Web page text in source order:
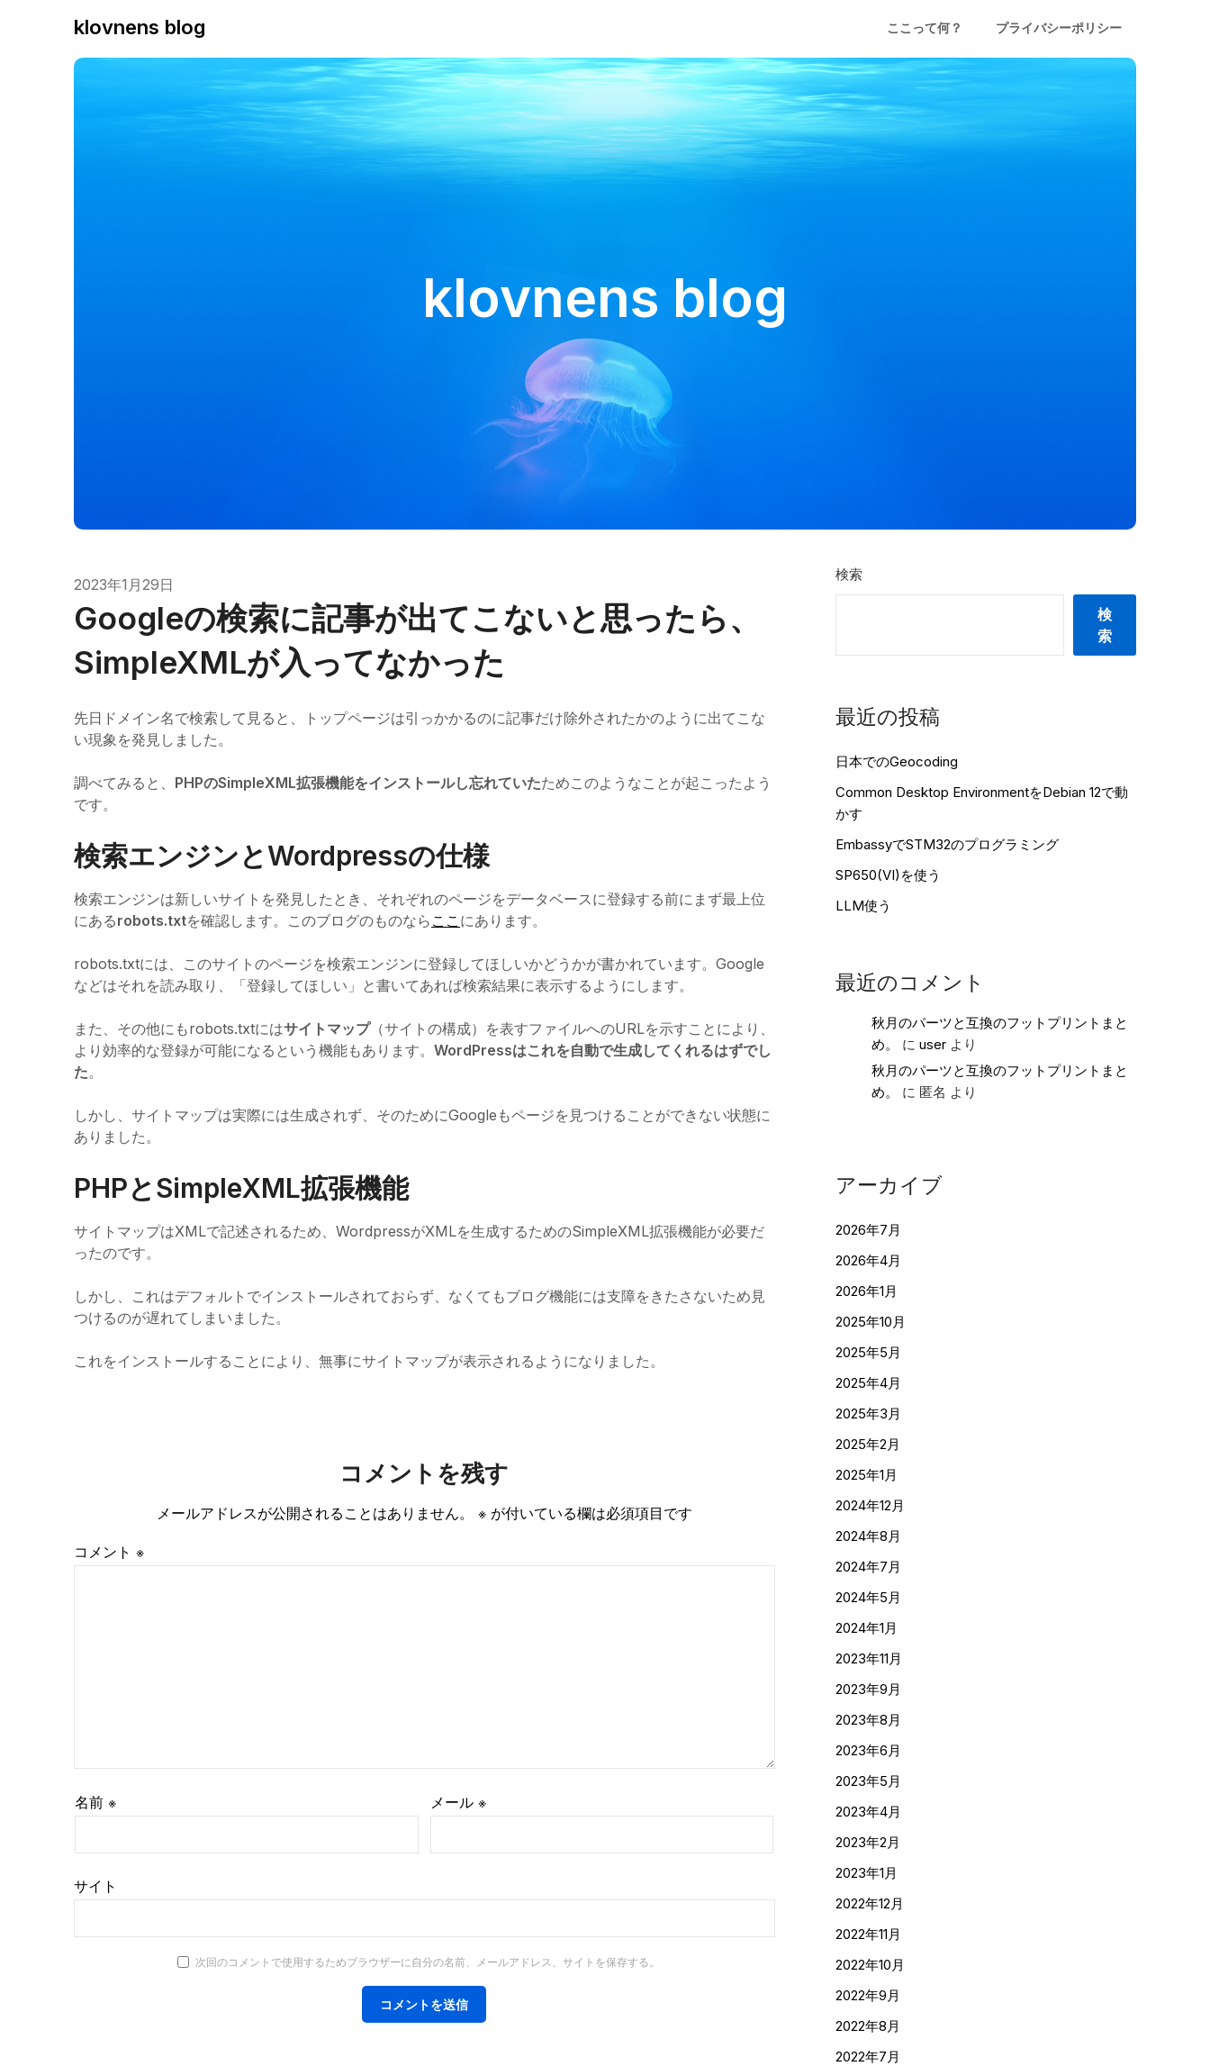
klovnens blog ここって何？ プライバシーポリシー
klovnens blog
2023年1月29日
Googleの検索に記事が出てこないと思ったら、
SimpleXMLが入ってなかった
先日ドメイン名で検索して見ると、トップページは引っかかるのに記事だけ除外されたかのように出てこな
い現象を発見しました。
調べてみると、 PHPのSimpleXML拡張機能をインストールし忘れていたためこのようなことが起こったよう
です。
検索エンジンとWordpressの仕様
検索エンジンは新しいサイトを発見したとき、それぞれのページをデータベースに登録する前にまず最上位
にあるrobots.txtを確認します。このブログのものなら ここ にあります。
robots.txtには、このサイトのページを検索エンジンに登録してほしいかどうかが書かれています。Google
などはそれを読み取り、「登録してほしい」と書いてあれば検索結果に表示するようにします。
また、その他にもrobots.txtにはサイトマップ（サイトの構成）を表すファイルへのURLを示すことにより、
より効率的な登録が可能になるという機能もあります。 WordPressはこれを自動で生成してくれるはずでし
た。
しかし、サイトマップは実際には生成されず、そのためにGoogleもページを見つけることができない状態に
ありました。
PHPとSimpleXML拡張機能
サイトマップはXMLで記述されるため、WordpressがXMLを生成するためのSimpleXML拡張機能が必要だ
ったのです。
しかし、これはデフォルトでインストールされておらず、なくてもブログ機能には支障をきたさないため見
つけるのが遅れてしまいました。
これをインストールすることにより、無事にサイトマップが表示されるようになりました。
コメントを残す
メールアドレスが公開されることはありません。 ※が付いている欄は必須項目です
コメント ※
名前※ メール ※
サイト
次回のコメントで使用するためブラウザーに自分の名前、メールアドレス、サイトを保存する。
検索
検
索
最近の投稿
日本でのGeocoding
Common Desktop EnvironmentをDebian 12で動
かす
EmbassyでSTM32のプログラミング
SP650(VI)を使う
LLM使う
最近のコメント
秋月のパーツと互換のフットプリントまと
め。
に userより
秋月のパーツと互換のフットプリントまと
め。
に 匿名 より
アーカイブ
2026年7月
2026年4月
2026年1月
2025年10月
2025年5月
2025年4月
2025年3月
2025年2月
2025年1月
2024年12月
2024年8月
2024年7月
2024年5月
2024年1月
2023年11月
2023年9月
2023年8月
2023年6月
2023年5月
2023年4月
2023年2月
2023年1月
2022年12月
2022年11月
2022年10月
2022年9月
2022年8月
2022年7月